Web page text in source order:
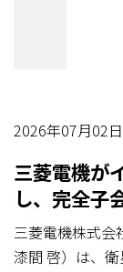
2026年07月02日
三菱電機が
し、完全子
三菱電機株式会
漆間 啓）は、